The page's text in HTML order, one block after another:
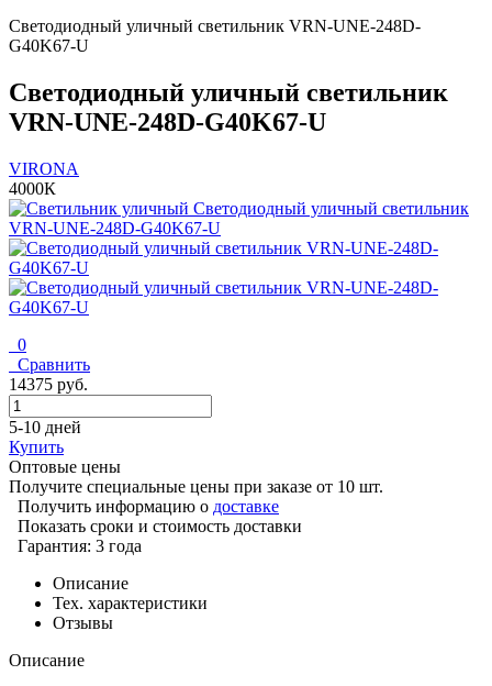
Светодиодный уличный светильник VRN-UNE-248D-
G40K67-U
Светодиодный уличный светильник
VRN-UNE-248D-G40K67-U
VIRONA
4000К
0
Сравнить
14375 руб.
5-10 дней
Купить
Оптовые цены
Получите специальные цены при заказе от 10 шт.
Получить информацию о доставке
Показать сроки и стоимость доставки
Гарантия: 3 года
Описание
Тех. характеристики
Отзывы
Описание